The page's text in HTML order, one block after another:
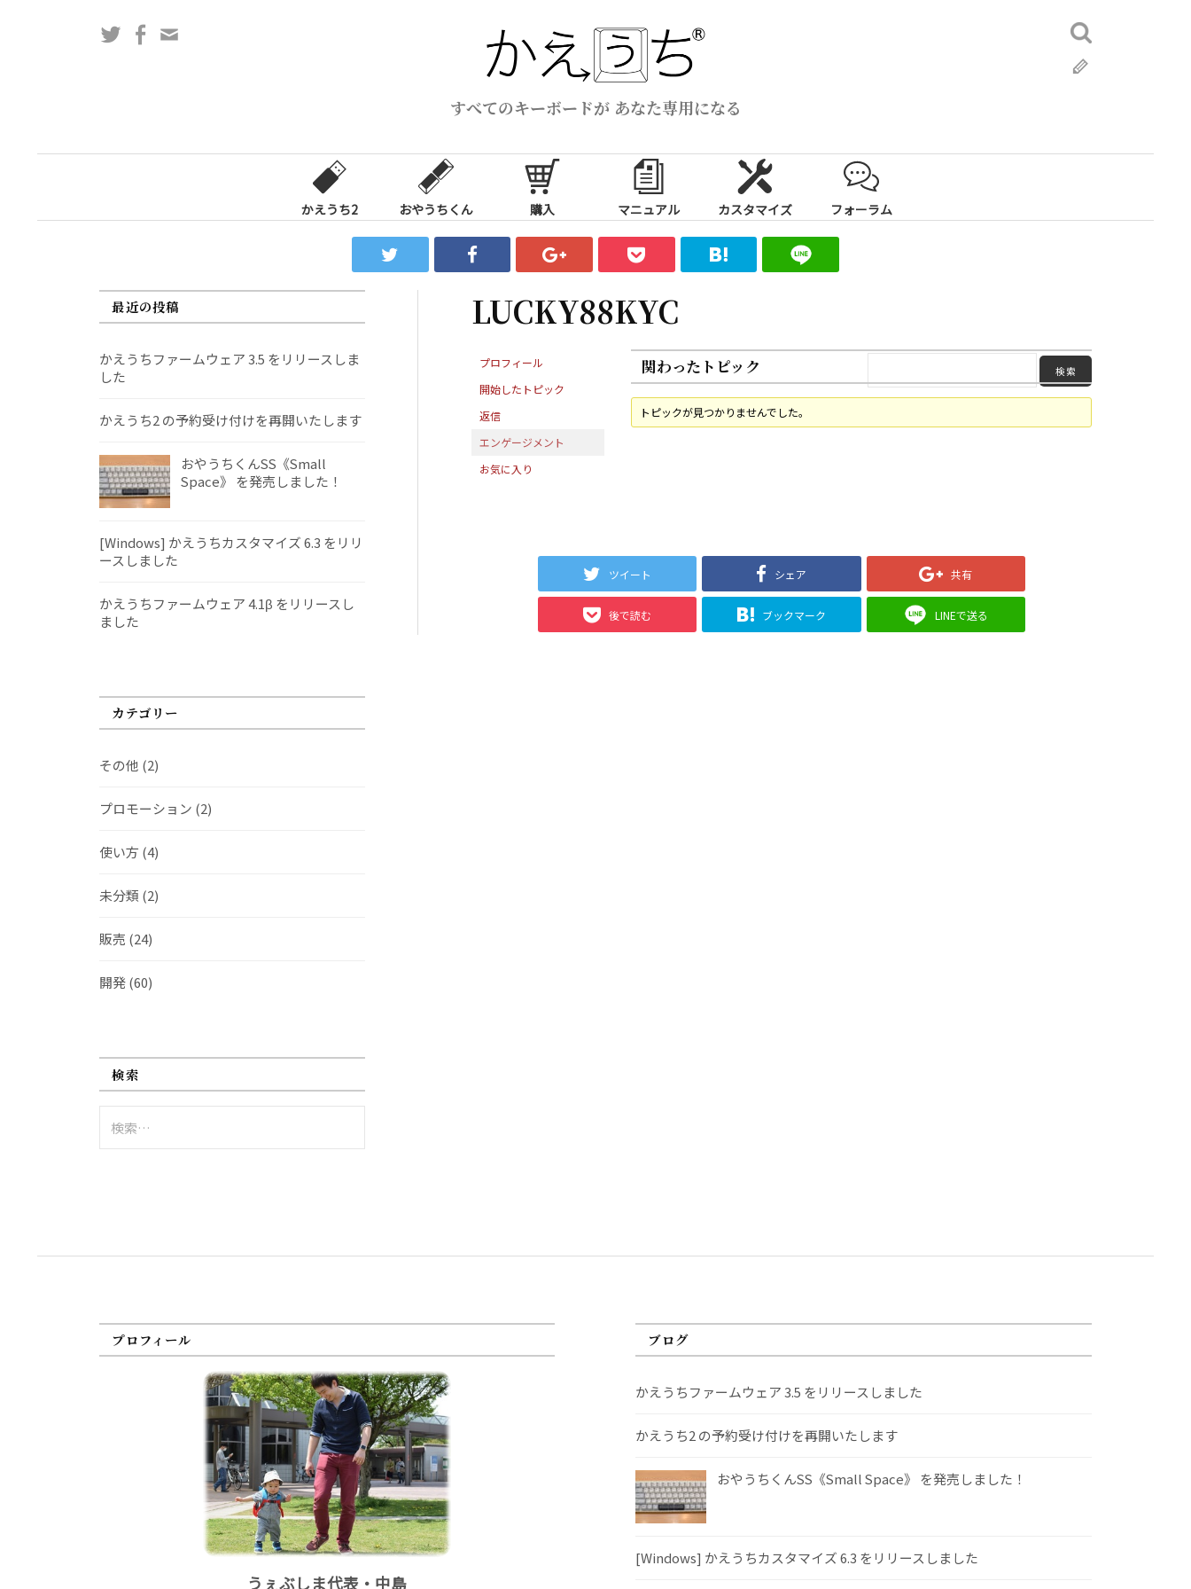
ス
すべてのキーボードが あなた専用になる
TwitterFacebook
検
索:
かえうち2 おやうちくん 購入 マニュアル カスタマイズ フォーラム
LUCKY88KYC
プロフィール
開始したトピック
返信
エンゲージメント
お気に入り
関わったトピック
トピックが見つかりませんでした。
ツイート シェア 共有
後で読む ブックマーク LINEで送る
最近の投稿
かえうちファームウェア 3.5 をリリースしま
した
かえうち2 の予約受け付けを再開いたします
おやうちくんSS《Small
Space》 を発売しました！
[Windows] かえうちカスタマイズ 6.3 をリリ
ースしました
かえうちファームウェア 4.1β をリリースし
ました
カテゴリー
その他 (2)
プロモーション (2)
使い方 (4)
未分類 (2)
販売 (24)
開発(60)
検索
索:
プロフィール
うぇぶしま代表・中島
ブログ
かえうちファームウェア 3.5 をリリースしました
かえうち2 の予約受け付けを再開いたします
おやうちくんSS《Small Space》 を発売しました！
[Windows] かえうちカスタマイズ 6.3 をリリースしました